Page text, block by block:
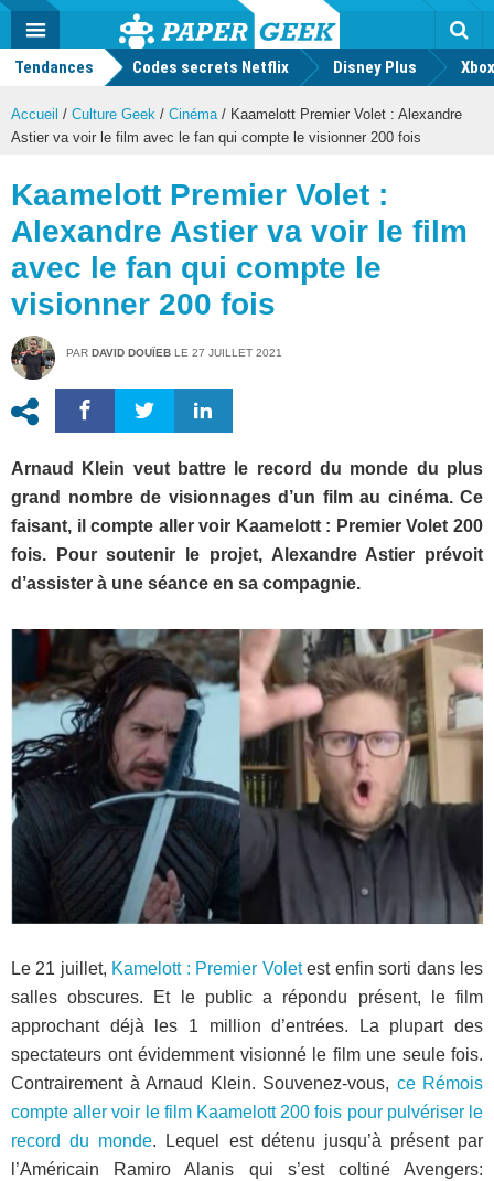
Actu
geek
MENU
Tendances Codes secrets Netflix Disney Plus
Accueil / Culture Geek / Cinéma / Kaamelott Premier Volet : Alexandre
Astier va voir le film avec le fan qui compte le visionner 200 fois
Kaamelott Premier Volet :
Alexandre Astier va voir le film
avec le fan qui compte le
visionner 200 fois
PAR DAVID DOUÏEB LE 27 JUILLET 2021
Arnaud Klein veut battre le record du monde du plus
grand nombre de visionnages d’un film au cinéma. Ce
faisant, il compte aller voir Kaamelott : Premier Volet 200
fois. Pour soutenir le projet, Alexandre Astier prévoit
d’assister à une séance en sa compagnie.
Le 21 juillet, Kamelott : Premier Voletest enfin sorti dans les
salles obscures. Et le public a répondu présent, le film
approchant déjà les 1 million d’entrées. La plupart des
spectateurs ont évidemment visionné le film une seule fois.
Contrairement à Arnaud Klein. Souvenez-vous, ce Rémois
compte aller voir le film Kaamelott 200 fois pour pulvériser le
record du monde. Lequel est détenu jusqu’à présent par
l’Américain Ramiro Alanis qui s’est coltiné Avengers:
Mode
FacebookTwitter Youtube